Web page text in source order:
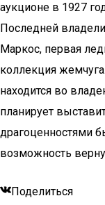
аукционе в 1927
Последней
Маркос, первая
коллекция
находится во
планирует
драгоценностями
возможность
Поделиться